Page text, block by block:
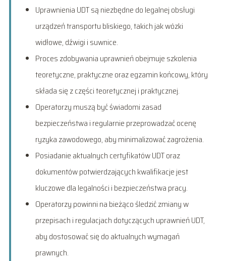
Uprawnienia UDT są niezbędne do legalnej obsługi
urządzeń transportu bliskiego, takich jak wózki
widłowe, dźwigi i suwnice.
Proces zdobywania uprawnień obejmuje szkolenia
teoretyczne, praktyczne oraz egzamin końcowy, który
składa się z części teoretycznej i praktycznej.
Operatorzy muszą być świadomi zasad
bezpieczeństwa i regularnie przeprowadzać ocenę
ryzyka zawodowego, aby minimalizować zagrożenia.
Posiadanie aktualnych certyfikatów UDT oraz
dokumentów potwierdzających kwalifikacje jest
kluczowe dla legalności i bezpieczeństwa pracy.
Operatorzy powinni na bieżąco śledzić zmiany w
przepisach i regulacjach dotyczących uprawnień UDT,
aby dostosować się do aktualnych wymagań
prawnych.